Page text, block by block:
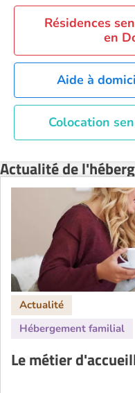
Résidences
en
Aide à
Colocation
Actualité de
Le métier